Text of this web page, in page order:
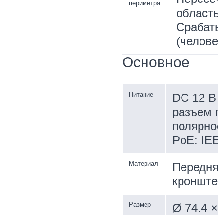
периметра
Основное
Питание
DC 12
разъем
PoE:
Материал
Размер Ø 74.4